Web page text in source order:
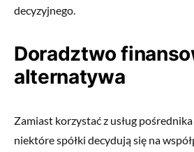
decyzyjnego.
Doradztwo
alternatywa
Zamiast korzystać z usług
niektóre spółki decydują się na